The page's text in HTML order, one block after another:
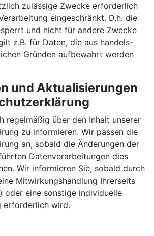
zulässige Zwecke erforderlich
eingeschränkt. D.h. die
und nicht für andere Zwecke
z.B. für Daten, die aus handels-
Gründen aufbewahrt werden
und Aktualisierungen
regelmäßig über den Inhalt unserer
zu informieren. Wir passen die
an, sobald die Änderungen der
Datenverarbeitungen dies
Wir informieren Sie, sobald durch
Mitwirkungshandlung Ihrerseits
oder eine sonstige individuelle
erforderlich wird.